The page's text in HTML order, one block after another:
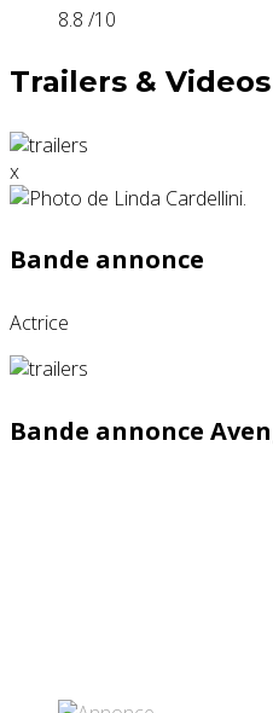
8.8 /10
Trailers & Videos
x
Bande annonce
Actrice
Bande annonce